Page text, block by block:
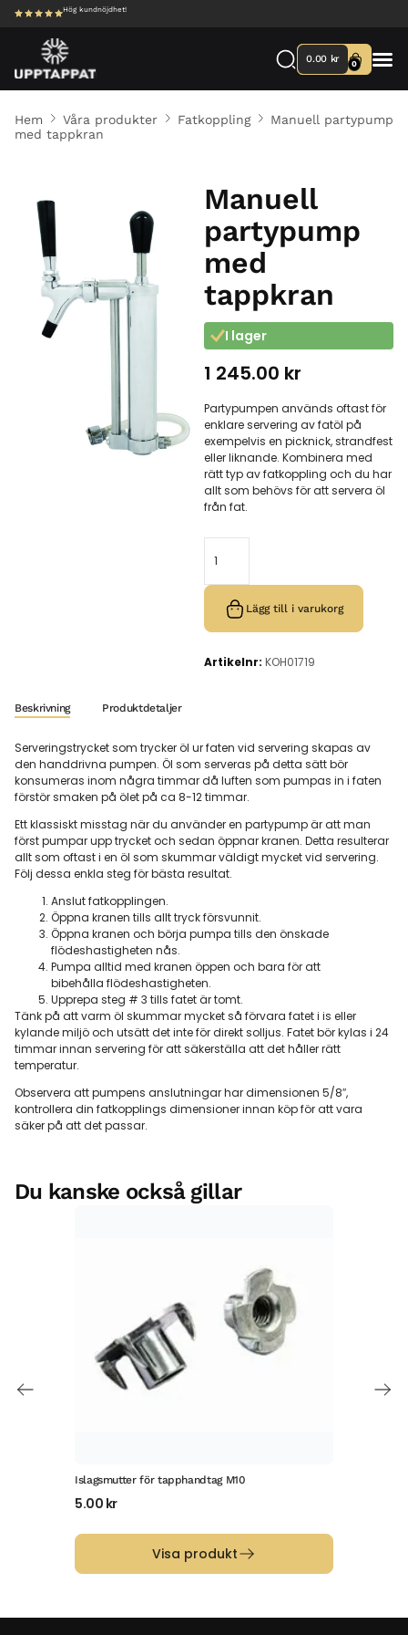
Hög kundnöjdhet!
0.00 kr 0
Hem Våra produkter Fatkoppling
Manuell partypump
med tappkran
Manuell
partypump
med
tappkran
I lager
1 245.00 kr
Partypumpen används oftast för
enklare servering av fatöl på
exempelvis en picknick, strandfest
eller liknande. Kombinera med
rätt typ av fatkoppling och du har
allt som behövs för att servera öl
från fat.
Lägg till i varukorg
Artikelnr: KOH01719
Beskrivning Produktdetaljer
Serveringstrycket som trycker öl ur faten vid servering skapas av
den handdrivna pumpen. Öl som serveras på detta sätt bör
konsumeras inom några timmar då luften som pumpas in i faten
förstör smaken på ölet på ca 8-12 timmar.
Ett klassiskt misstag när du använder en partypump är att man
först pumpar upp trycket och sedan öppnar kranen. Detta resulterar
allt som oftast i en öl som skummar väldigt mycket vid servering.
Följ dessa enkla steg för bästa resultat.
Anslut fatkopplingen.
Öppna kranen tills allt tryck försvunnit.
Öppna kranen och börja pumpa tills den önskade
flödeshastigheten nås.
Pumpa alltid med kranen öppen och bara för att
bibehålla flödeshastigheten.
Upprepa steg # 3 tills fatet är tomt.
Tänk på att varm öl skummar mycket så förvara fatet i is eller
kylande miljö och utsätt det inte för direkt solljus. Fatet bör kylas i 24
timmar innan servering för att säkerställa att det håller rätt
temperatur.
Observera att pumpens anslutningar har dimensionen 5/8″,
kontrollera din fatkopplings dimensioner innan köp för att vara
säker på att det passar.
Du kanske också gillar
Islagsmutter för tapphandtag M10
5.00 kr
Visa produkt